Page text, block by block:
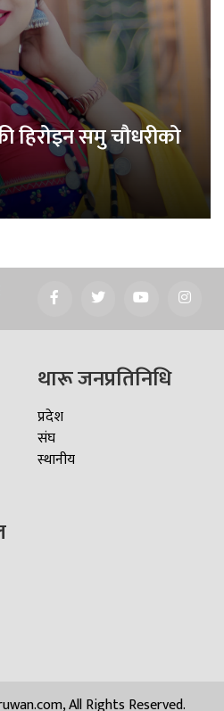
हिरोइन समु चौधरीको
थारू जनप्रतिनिधि
प्रदेश
संघ
स्थानीय
All Rights Reserved.